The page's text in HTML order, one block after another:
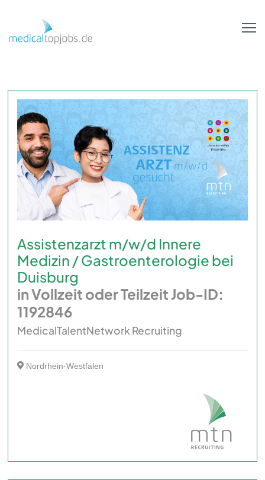
Assistenzarzt m/w/d Innere
Medizin / Gastroenterologie bei
Duisburg
in Vollzeit oder Teilzeit Job-ID:
1192846
MedicalTalentNetwork Recruiting
Nordrhein-Westfalen